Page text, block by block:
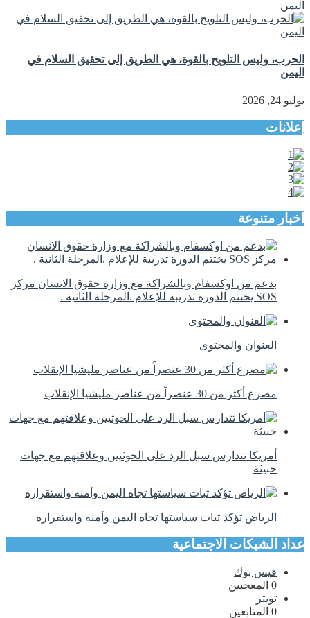
الحرب، وليس التلويح بالقوة، هي الطريق إلى تحقيق السلام في
اليمن
يوليو 24, 2026
إعلانات
اخبار متنوعة
بدعم من اوكسفام وبالشراكة مع وزارة حقوق الانسان مركز
SOS يختتم الدورة تدريبة للإعلام .المرحلة الثانية .
العنوان والمحتوى
مصرع أكثر من 30 عنصراً من عناصر مليشيا الإنقلاب
أمريكا تتدارس سبل الرد على الحوثيين وعلاقتهم مع جهات
خبيثة
الرياض تؤكد ثبات سياستها تجاه اليمن وأمنه واستقراره
عداد الشبكات الاجتماعية
فيس بوك
0 المعجبين
تويتر
0 المتابعين